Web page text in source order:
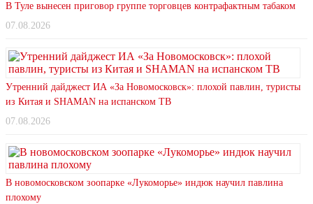
В Туле вынесен приговор группе торговцев контрафактным табаком
07.08.2026
Утренний дайджест ИА «За Новомосковск»: плохой павлин, туристы
из Китая и SHAMAN на испанском ТВ
07.08.2026
В новомосковском зоопарке «Лукоморье» индюк научил павлина
плохому